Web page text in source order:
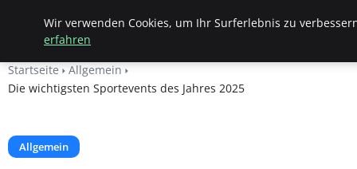
Apemania Shop
Startseite
Allgemein
Die wichtigsten Sportevents des Jahres 2025
Allgemein
Wir verwenden Cookies, um Ihr Surferlebnis zu
erfahren